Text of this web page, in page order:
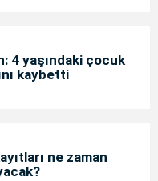
4 yaşındaki çocuk
kaybetti
ne zaman